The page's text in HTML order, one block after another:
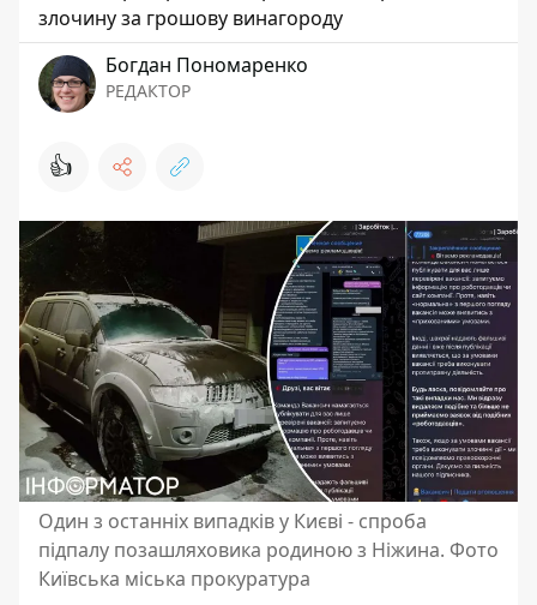
злочину за грошову винагороду
Богдан Пономаренко
РЕДАКТОР
👍
Один з останніх випадків у Києві - спроба
підпалу позашляховика родиною з Ніжина. Фото
Київська міська прокуратура